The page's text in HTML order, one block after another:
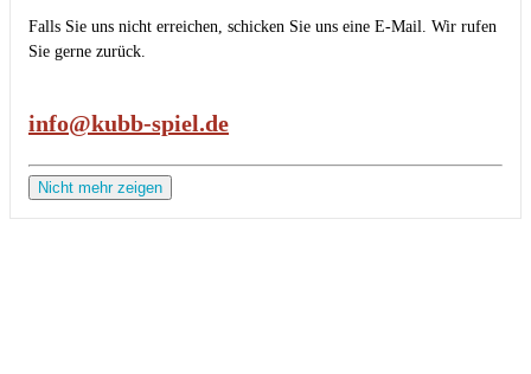
Falls Sie uns nicht erreichen, schicken Sie uns eine E-Mail. Wir rufen
Sie gerne zurück.
info@kubb-spiel.de
Nicht mehr zeigen